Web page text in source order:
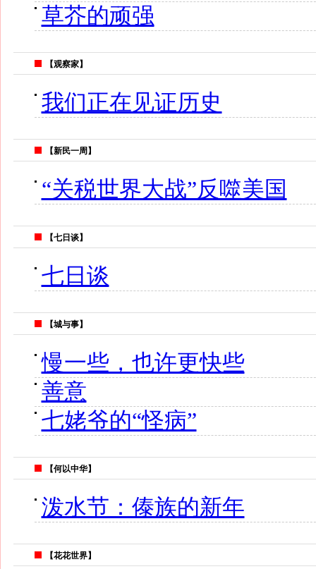
草芥的顽强
【观察家】
我们正在见证历史
【新民一周】
“关税世界大战”反噬美国
【七日谈】
七日谈
【城与事】
慢一些，也许更快些
善意
七姥爷的“怪病”
【何以中华】
泼水节：傣族的新年
【花花世界】